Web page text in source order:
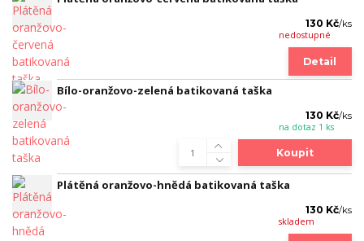
130 Kč/ks
nedostupné
Detail
Bílo-oranžovo-zelená batikovaná taška
130 Kč/ks
na dotaz 1 ks
Koupit
Plátěná oranžovo-hnědá batikovaná taška
130 Kč/ks
skladem